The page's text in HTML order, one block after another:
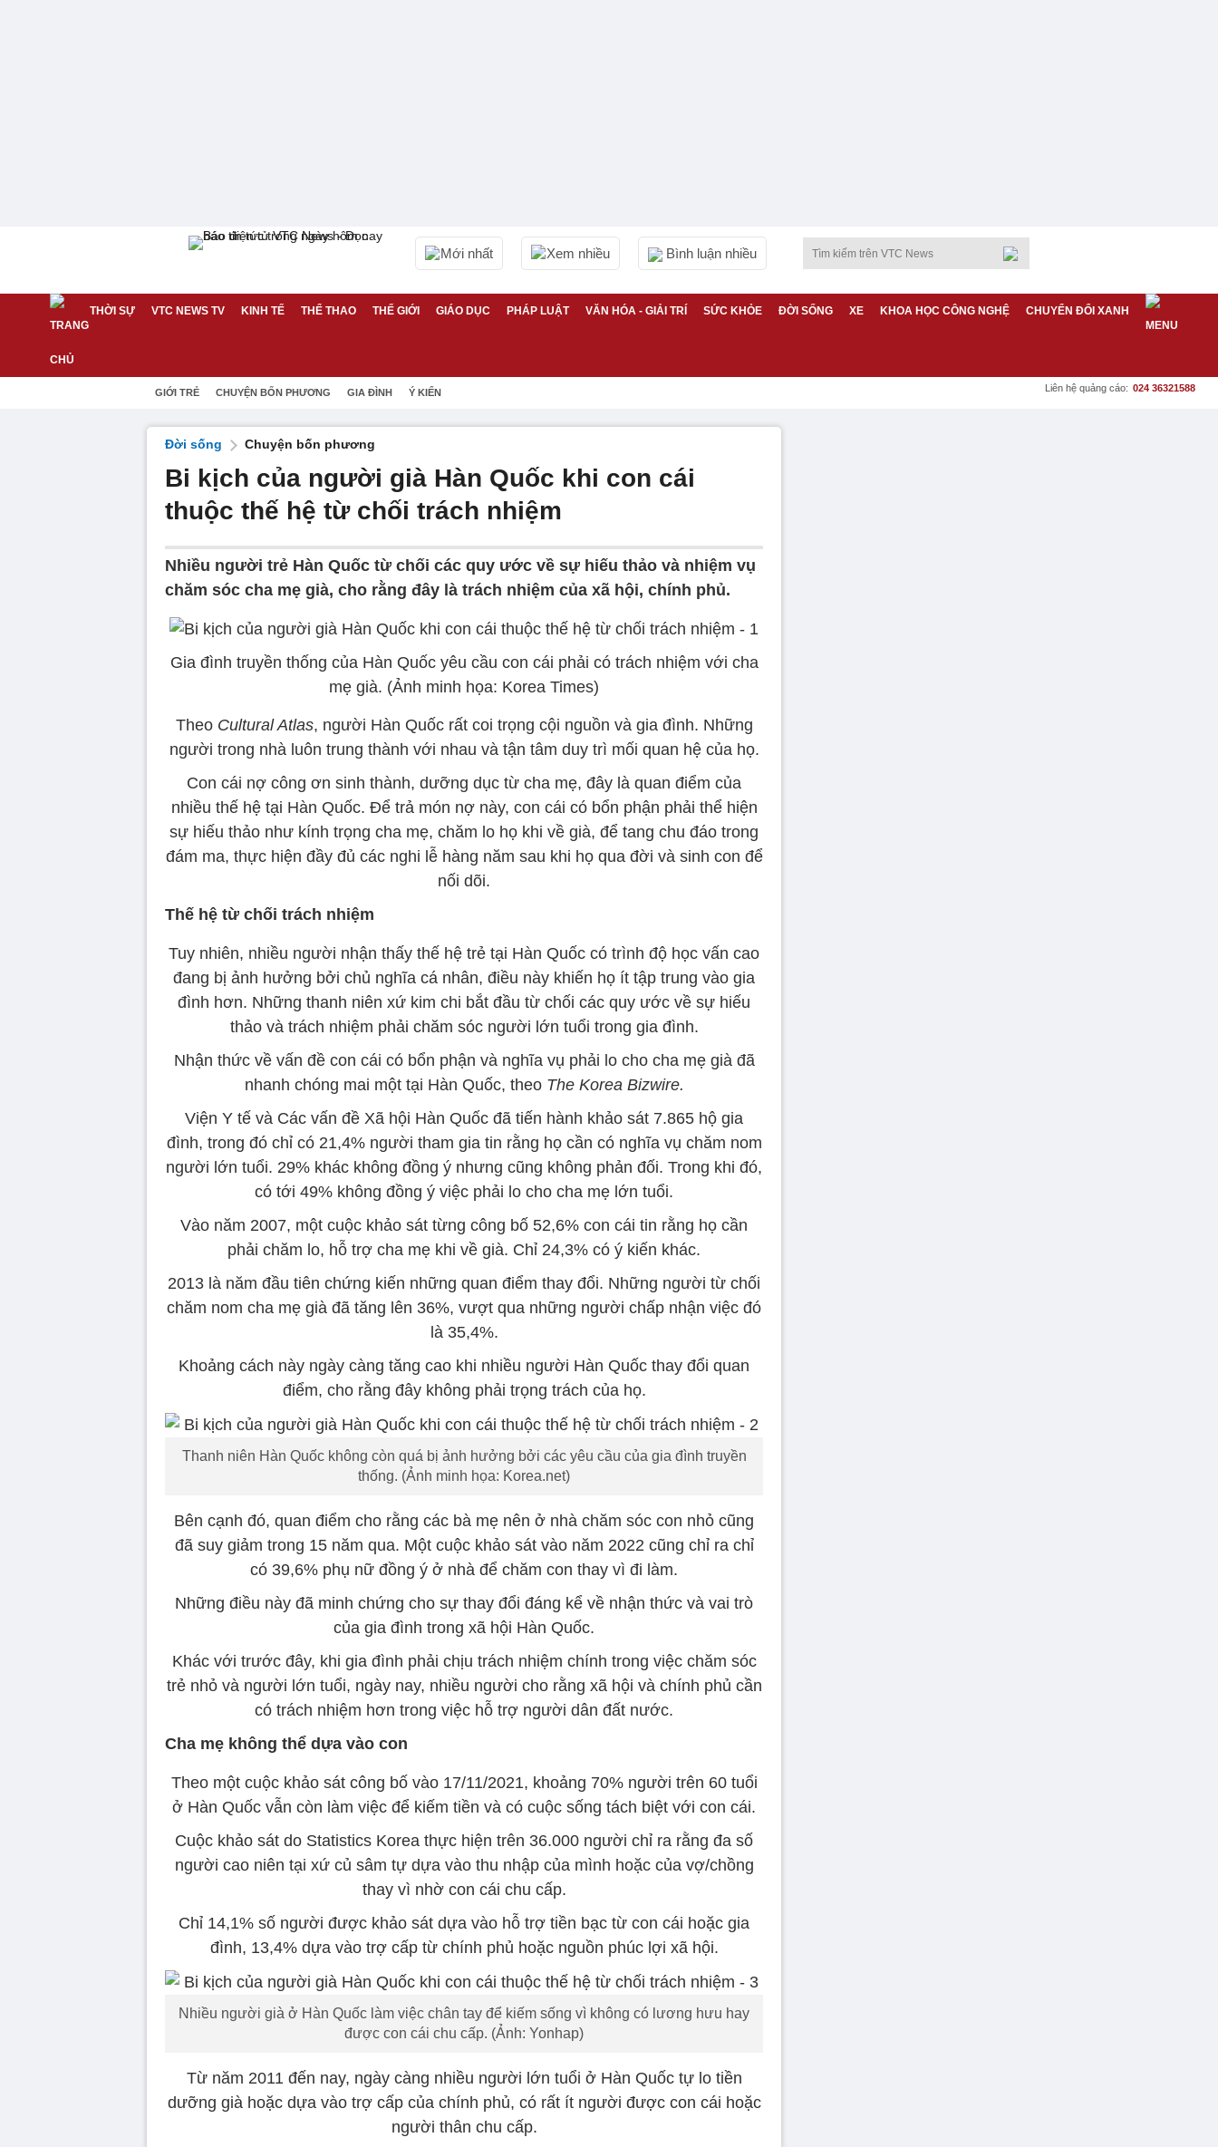
Mới nhất Xem nhiều Bình luận nhiều
THỜI SỰ VTC NEWS TV KINH TẾ THỂ THAO THẾ GIỚI GIÁO DỤC PHÁP LUẬT VĂN HÓA - GIẢI TRÍ SỨC KHỎE ĐỜI SỐNG XE KHOA HỌC CÔNG NGHỆ CHUYỂN ĐỔI XANH
GIỚI TRẺ CHUYỆN BỐN PHƯƠNG GIA ĐÌNH Ý KIẾN Liên hệ quảng cáo: 024 36321588
Đời sống Chuyện bốn phương
Bi kịch của người già Hàn Quốc khi con cái
thuộc thế hệ từ chối trách nhiệm
Nhiều người trẻ Hàn Quốc từ chối các quy ước về sự hiếu thảo và nhiệm vụ
chăm sóc cha mẹ già, cho rằng đây là trách nhiệm của xã hội, chính phủ.
Gia đình truyền thống của Hàn Quốc yêu cầu con cái phải có trách nhiệm với cha
mẹ già. (Ảnh minh họa: Korea Times)
Theo Cultural Atlas, người Hàn Quốc rất coi trọng cội nguồn và gia đình. Những
người trong nhà luôn trung thành với nhau và tận tâm duy trì mối quan hệ của họ.
Con cái nợ công ơn sinh thành, dưỡng dục từ cha mẹ, đây là quan điểm của
nhiều thế hệ tại Hàn Quốc. Để trả món nợ này, con cái có bổn phận phải thể hiện
sự hiếu thảo như kính trọng cha mẹ, chăm lo họ khi về già, để tang chu đáo trong
đám ma, thực hiện đầy đủ các nghi lễ hàng năm sau khi họ qua đời và sinh con để
nối dõi.
Thế hệ từ chối trách nhiệm
Tuy nhiên, nhiều người nhận thấy thế hệ trẻ tại Hàn Quốc có trình độ học vấn cao
đang bị ảnh hưởng bởi chủ nghĩa cá nhân, điều này khiến họ ít tập trung vào gia
đình hơn. Những thanh niên xứ kim chi bắt đầu từ chối các quy ước về sự hiếu
thảo và trách nhiệm phải chăm sóc người lớn tuổi trong gia đình.
Nhận thức về vấn đề con cái có bổn phận và nghĩa vụ phải lo cho cha mẹ già đã
nhanh chóng mai một tại Hàn Quốc, theo The Korea Bizwire.
Viện Y tế và Các vấn đề Xã hội Hàn Quốc đã tiến hành khảo sát 7.865 hộ gia
đình, trong đó chỉ có 21,4% người tham gia tin rằng họ cần có nghĩa vụ chăm nom
người lớn tuổi. 29% khác không đồng ý nhưng cũng không phản đối. Trong khi đó,
có tới 49% không đồng ý việc phải lo cho cha mẹ lớn tuổi.
Vào năm 2007, một cuộc khảo sát từng công bố 52,6% con cái tin rằng họ cần
phải chăm lo, hỗ trợ cha mẹ khi về già. Chỉ 24,3% có ý kiến khác.
2013 là năm đầu tiên chứng kiến những quan điểm thay đổi. Những người từ chối
chăm nom cha mẹ già đã tăng lên 36%, vượt qua những người chấp nhận việc đó
là 35,4%.
Khoảng cách này ngày càng tăng cao khi nhiều người Hàn Quốc thay đổi quan
điểm, cho rằng đây không phải trọng trách của họ.
Thanh niên Hàn Quốc không còn quá bị ảnh hưởng bởi các yêu cầu của gia đình truyền
thống. (Ảnh minh họa: Korea.net)
Bên cạnh đó, quan điểm cho rằng các bà mẹ nên ở nhà chăm sóc con nhỏ cũng
đã suy giảm trong 15 năm qua. Một cuộc khảo sát vào năm 2022 cũng chỉ ra chỉ
có 39,6% phụ nữ đồng ý ở nhà để chăm con thay vì đi làm.
Những điều này đã minh chứng cho sự thay đổi đáng kể về nhận thức và vai trò
của gia đình trong xã hội Hàn Quốc.
Khác với trước đây, khi gia đình phải chịu trách nhiệm chính trong việc chăm sóc
trẻ nhỏ và người lớn tuổi, ngày nay, nhiều người cho rằng xã hội và chính phủ cần
có trách nhiệm hơn trong việc hỗ trợ người dân đất nước.
Cha mẹ không thể dựa vào con
Theo một cuộc khảo sát công bố vào 17/11/2021, khoảng 70% người trên 60 tuổi
ở Hàn Quốc vẫn còn làm việc để kiếm tiền và có cuộc sống tách biệt với con cái.
Cuộc khảo sát do Statistics Korea thực hiện trên 36.000 người chỉ ra rằng đa số
người cao niên tại xứ củ sâm tự dựa vào thu nhập của mình hoặc của vợ/chồng
thay vì nhờ con cái chu cấp.
Chỉ 14,1% số người được khảo sát dựa vào hỗ trợ tiền bạc từ con cái hoặc gia
đình, 13,4% dựa vào trợ cấp từ chính phủ hoặc nguồn phúc lợi xã hội.
Nhiều người già ở Hàn Quốc làm việc chân tay để kiếm sống vì không có lương hưu hay
được con cái chu cấp. (Ảnh: Yonhap)
Từ năm 2011 đến nay, ngày càng nhiều người lớn tuổi ở Hàn Quốc tự lo tiền
dưỡng già hoặc dựa vào trợ cấp của chính phủ, có rất ít người được con cái hoặc
người thân chu cấp.